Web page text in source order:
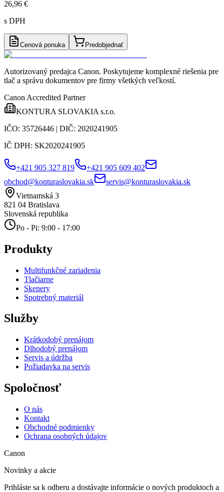
26,96 €
s DPH
Cenová ponuka Predobjednať
Autorizovaný predajca Canon. Poskytujeme komplexné riešenia pre
tlač a správu dokumentov pre firmy všetkých veľkostí.
Canon Accredited Partner
KONTURA SLOVAKIA s.r.o.
IČO: 35726446 | DIČ: 2020241905
IČ DPH: SK2020241905
+421 905 327 819
+421 905 609 402
obchod@konturaslovakia.sk
servis@konturaslovakia.sk
Vietnamská 3
821 04 Bratislava
Slovenská republika
Po - Pi: 9:00 - 17:00
Produkty
Multifunkčné zariadenia
Tlačiarne
Skenery
Spotrebný materiál
Služby
Krátkodobý prenájom
Dlhodobý prenájom
Servis a údržba
Požiadavka na servis
Spoločnosť
O nás
Kontakt
Obchodné podmienky
Ochrana osobných údajov
Canon
Novinky a akcie
Prihláste sa k odberu a dostávajte informácie o nových produktoch a